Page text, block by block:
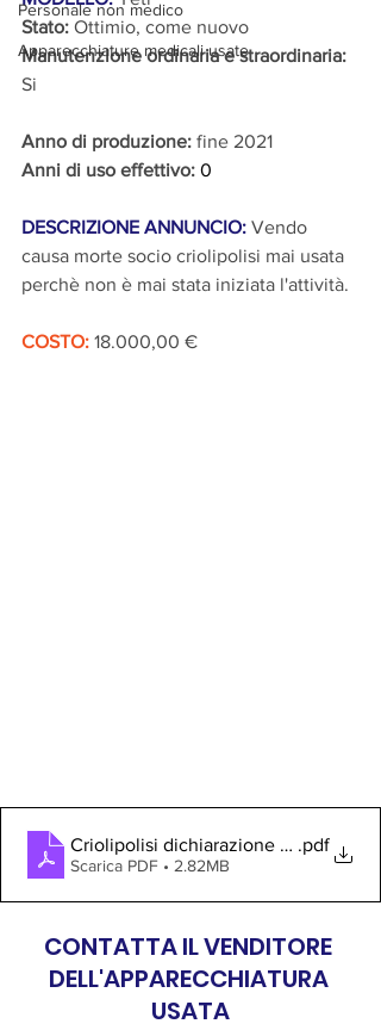
Personale non medico
Apparecchiature medicali usate
Stato: Ottimio, come nuovo
Manutenzione ordinaria e straordinaria:
Si
Anno di produzione: fine 2021
Anni di uso effettivo: 0
DESCRIZIONE ANNUNCIO: Vendo
causa morte socio criolipolisi mai usata
perchè non è mai stata iniziata l'attività.
COSTO: 18.000,00 €
Criolipolisi dichiarazione di conformità
.pdf
Scarica PDF • 2.82MB
CONTATTA IL VENDITORE
DELL'APPARECCHIATURA
USATA